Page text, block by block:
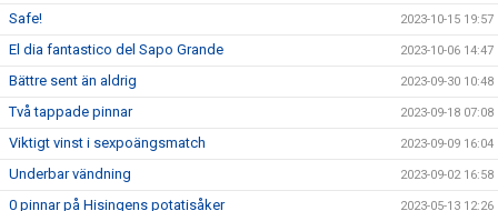
Safe! 2023-10-15 19:57
El dia fantastico del Sapo Grande 2023-10-06 14:47
Bättre sent än aldrig 2023-09-30 10:48
Två tappade pinnar 2023-09-18 07:08
Viktigt vinst i sexpoängsmatch 2023-09-09 16:04
Underbar vändning 2023-09-02 16:58
0 pinnar på Hisingens potatisåker 2023-05-13 12:26